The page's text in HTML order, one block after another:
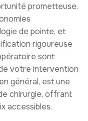
prometteuse.
de pointe, et
rigoureuse
sont
votre intervention
général, est une
chirurgie, offrant
accessibles.